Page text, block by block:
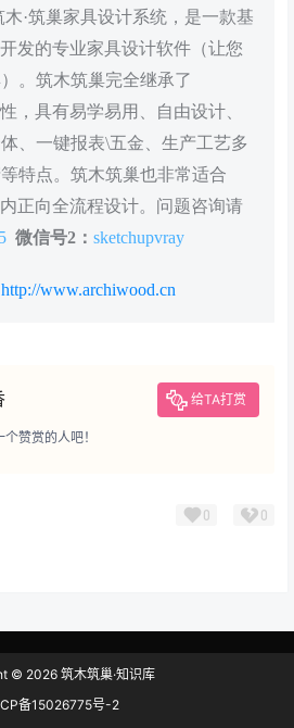
·筑巢家具设计系统，是一款基
发的专业家具设计软件（让您
。筑木筑巢完全继承了
，具有易学易用、自由设计、
、一键报表\五金、生产工艺多
特点。筑木筑巢也非常适合
正向全流程设计。问题咨询请
微信号2： sketchupvray
http://www.archiwood.cn
给TA打赏
赞赏的人吧！
0 0
© 2026筑木筑巢·知识库
备15026775号-2